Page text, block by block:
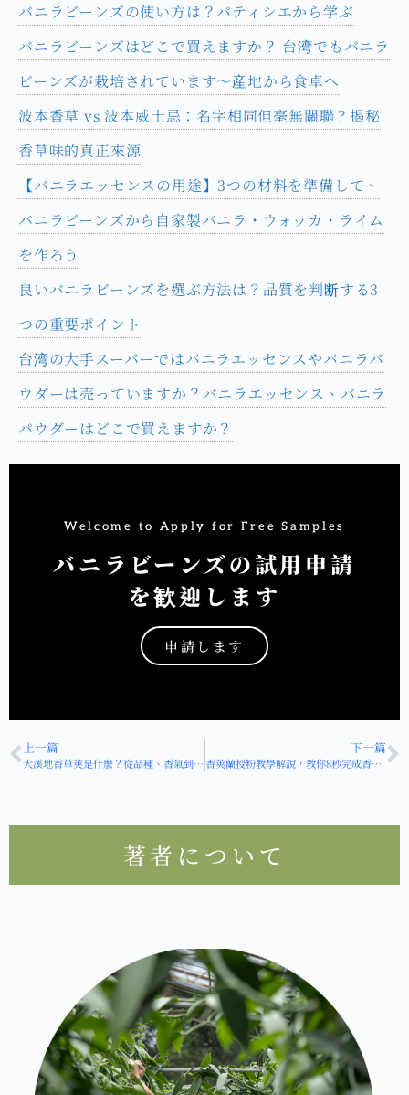
バニラビーンズの使い方は？パティシエから学ぶ
バニラビーンズはどこで買えますか？ 台湾でもバニラ
ビーンズが栽培されています～産地から食卓へ
波本香草 vs 波本威士忌：名字相同但毫無關聯？揭秘
香草味的真正來源
【バニラエッセンスの用途】3つの材料を準備して、
バニラビーンズから自家製バニラ・ウォッカ・ライム
を作ろう
良いバニラビーンズを選ぶ方法は？品質を判断する3
つの重要ポイント
台湾の大手スーパーではバニラエッセンスやバニラパ
ウダーは売っていますか？バニラエッセンス、バニラ
パウダーはどこで買えますか？
Welcome to Apply for Free Samples
バニラビーンズの試用申請
を歓迎します
申請します
HOT
上一篇
大溪地香草莢是什麼？從品種、香氣到在地挑戰一次解析
下一篇
香莢蘭授粉教學解說，教你8秒完成香草蘭授粉~
著者について